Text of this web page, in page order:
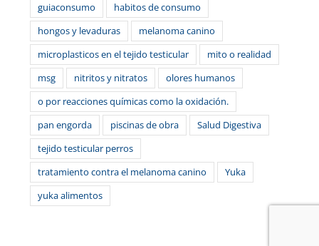
guiaconsumo
habitos de consumo
hongos y levaduras
melanoma canino
microplasticos en el tejido testicular
mito o realidad
msg
nitritos y nitratos
olores humanos
o por reacciones químicas como la oxidación.
pan engorda
piscinas de obra
Salud Digestiva
tejido testicular perros
tratamiento contra el melanoma canino
Yuka
yuka alimentos